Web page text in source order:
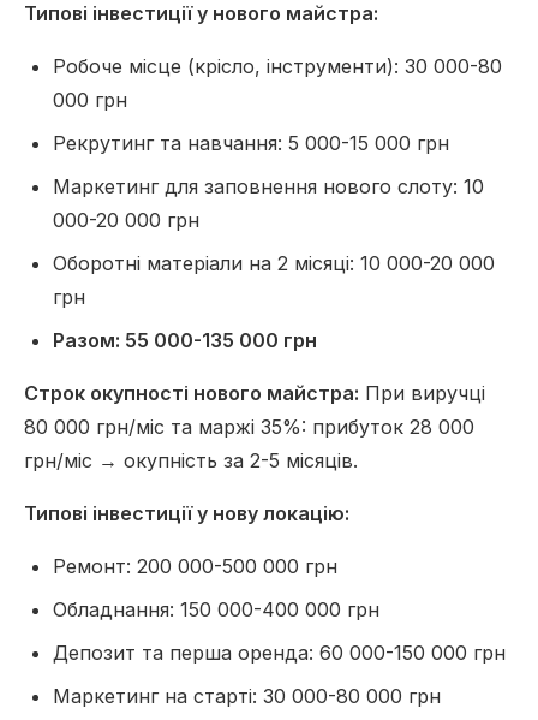
Типові інвестиції у нового майстра:
Робоче місце (крісло, інструменти): 30 000-80
000 грн
Рекрутинг та навчання: 5 000-15 000 грн
Маркетинг для заповнення нового слоту: 10
000-20 000 грн
Оборотні матеріали на 2 місяці: 10 000-20 000
грн
Разом: 55 000-135 000 грн
Строк окупності нового майстра: При виручці
80 000 грн/міс та маржі 35%: прибуток 28 000
грн/міс → окупність за 2-5 місяців.
Типові інвестиції у нову локацію:
Ремонт: 200 000-500 000 грн
Обладнання: 150 000-400 000 грн
Депозит та перша оренда: 60 000-150 000 грн
Маркетинг на старті: 30 000-80 000 грн